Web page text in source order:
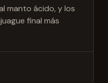
manto ácido, y los
final más